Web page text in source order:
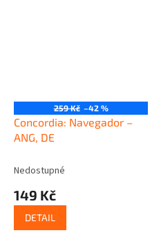
259 Kč –42 %
Concordia: Navegador –
ANG, DE
Nedostupné
149 Kč
DETAIL